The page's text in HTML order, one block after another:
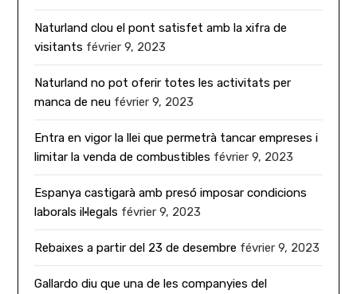
Naturland clou el pont satisfet amb la xifra de
visitants février 9, 2023
Naturland no pot oferir totes les activitats per
manca de neu février 9, 2023
Entra en vigor la llei que permetrà tancar empreses i
limitar la venda de combustibles février 9, 2023
Espanya castigarà amb presó imposar condicions
laborals il·legals février 9, 2023
Rebaixes a partir del 23 de desembre février 9, 2023
Gallardo diu que una de les companyies del